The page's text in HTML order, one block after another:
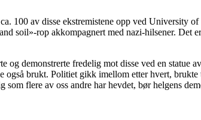
100 av disse ekstremistene opp ved University
soil»-rop akkompagnert med nazi-hilsener. Det
og demonstrerte fredelig mot disse ved en
også brukt. Politiet gikk imellom etter hvert,
som flere av oss andre har hevdet, bør helgens